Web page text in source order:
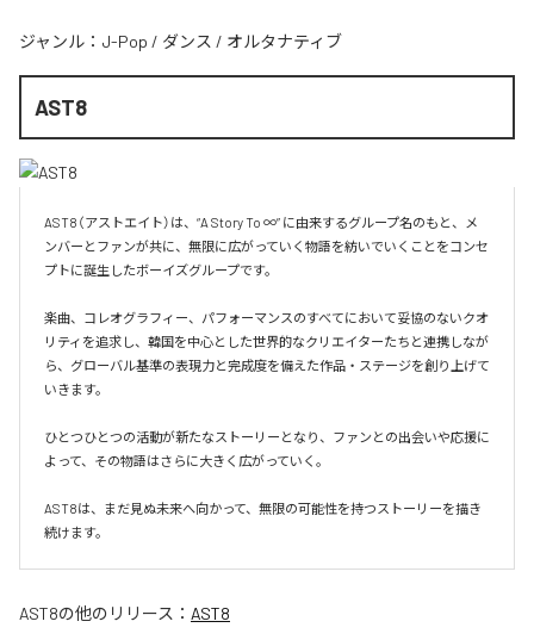
ジャンル： J-Pop / ダンス / オルタナティブ
AST8
AST8（アストエイト）は、“A Story To ∞” に由来するグループ名のもと、メ
ンバーとファンが共に、無限に広がっていく物語を紡いでいくことをコンセ
プトに誕生したボーイズグループです。
楽曲、コレオグラフィー、パフォーマンスのすべてにおいて妥協のないクオ
リティを追求し、韓国を中心とした世界的なクリエイターたちと連携しなが
ら、グローバル基準の表現力と完成度を備えた作品・ステージを創り上げて
いきます。
ひとつひとつの活動が新たなストーリーとなり、ファンとの出会いや応援に
よって、その物語はさらに大きく広がっていく。
AST8は、まだ見ぬ未来へ向かって、無限の可能性を持つストーリーを描き
続けます。
AST8の他のリリース： AST8